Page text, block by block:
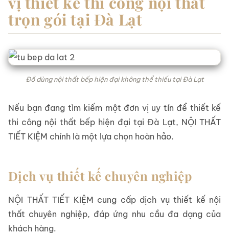
trọn gói tại Đà Lạt
Đồ dùng nội thất bếp hiện đại không thể thiếu tại Đà Lạt
Nếu bạn đang tìm kiếm một đơn vị uy tín để thiết kế
thi công nội thất bếp hiện đại tại Đà Lạt, NỘI THẤT
TIẾT KIỆM chính là một lựa chọn hoàn hảo.
Dịch vụ thiết kế chuyên nghiệp
NỘI THẤT TIẾT KIỆM cung cấp dịch vụ thiết kế nội
thất chuyên nghiệp, đáp ứng nhu cầu đa dạng của
khách hàng.